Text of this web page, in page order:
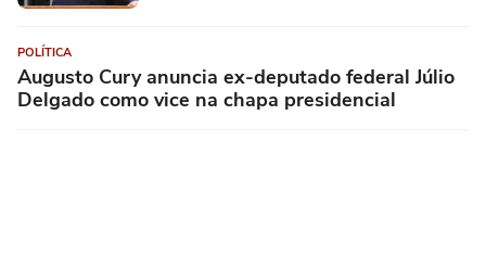
POLÍTICA
Augusto Cury anuncia ex-deputado federal Júlio
Delgado como vice na chapa presidencial